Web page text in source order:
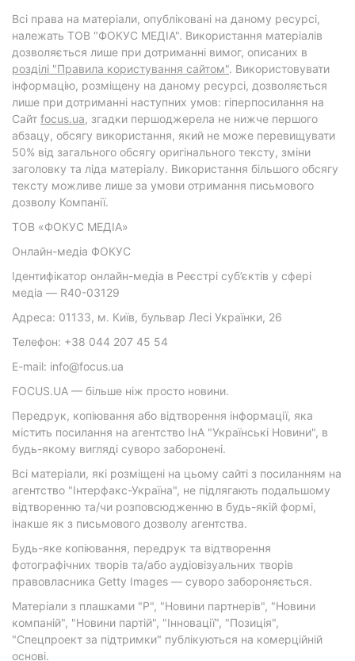
Всі права на матеріали, опубліковані на даному ресурсі,
належать ТОВ "ФОКУС МЕДІА". Використання матеріалів
дозволяється лише при дотриманні вимог, описаних в
розділі "Правила користування сайтом". Використовувати
інформацію, розміщену на даному ресурсі, дозволяється
лише при дотриманні наступних умов: гіперпосилання на
Cайт focus.ua, згадки першоджерела не нижче першого
абзацу, обсягу використання, який не може перевищувати
50% від загального обсягу оригінального тексту, зміни
заголовку та ліда матеріалу. Використання більшого обсягу
тексту можливе лише за умови отримання письмового
дозволу Компанії.
ТОВ «ФОКУС МЕДІА»
Онлайн-медіа ФОКУС
Ідентифікатор онлайн-медіа в Реєстрі суб’єктів у сфері
медіа — R40-03129
Адреса: 01133, м. Київ, бульвар Лесі Українки, 26
Телефон: +38 044 207 45 54
E-mail: info@focus.ua
FOCUS.UA — більше ніж просто новини.
Передрук, копіювання або відтворення інформації, яка
містить посилання на агентство ІнА "Українські Новини", в
будь-якому вигляді суворо заборонені.
Всі матеріали, які розміщені на цьому сайті з посиланням на
агентство "Інтерфакс-Україна", не підлягають подальшому
відтворенню та/чи розповсюдженню в будь-якій формі,
інакше як з письмового дозволу агентства.
Будь-яке копіювання, передрук та відтворення
фотографічних творів та/або аудіовізуальних творів
правовласника Getty Images — суворо забороняється.
Матеріали з плашками "Р", "Новини партнерів", "Новини
компаній", "Новини партій", "Інновації", "Позиція",
"Спецпроект за підтримки" публікуються на комерційній
основі.